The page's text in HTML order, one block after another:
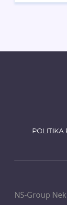
POLITIKA
NS-Group